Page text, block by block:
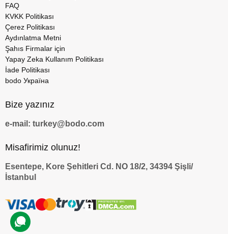
FAQ
KVKK Politikası
Çerez Politikası
Aydınlatma Metni
Şahıs Firmalar için
Yapay Zeka Kullanım Politikası
İade Politikası
bodo Україна
Bize yazınız
e-mail: turkey@bodo.com
Misafirimiz olunuz!
Esentepe, Kore Şehitleri Cd. NO 18/2, 34394 Şişli/
İstanbul